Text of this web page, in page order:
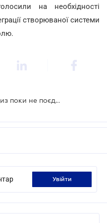
на необхідності
створюваної системи
Електроніка та тютюновий акциз поки не поєднуються
увійти